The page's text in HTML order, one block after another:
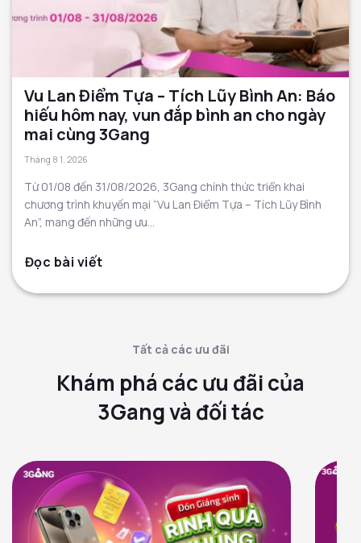
Vu Lan Điểm Tựa – Tích Lũy Bình An: Báo
hiếu hôm nay, vun đắp bình an cho ngày
mai cùng 3Gang
Tháng 8 1, 2026
Từ 01/08 đến 31/08/2026, 3Gang chính thức triển khai
chương trình khuyến mại “Vu Lan Điểm Tựa – Tích Lũy Bình
An”, mang đến những ưu...
Đọc bài viết
Tất cả các ưu đãi
Khám phá các ưu đãi của
3Gang và đối tác